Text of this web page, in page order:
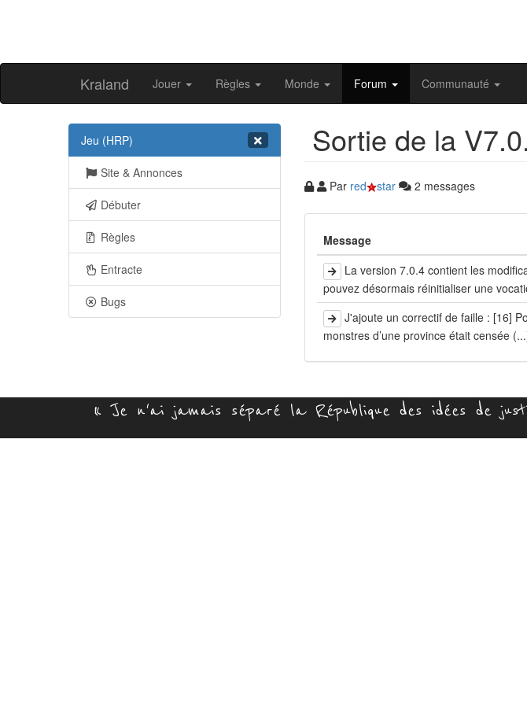
Kraland Jouer Règles Monde Forum Communauté
Jeu (HRP)
Site & Annonces
Débuter
Règles
Entracte
Bugs
Sortie de la
Par red star 2 messages
Message
La version 7.0.4 contient les
pouvez désormais réinitialiser une
J'ajoute un correctif de faille : [16]
monstres d’une province était censée
« Je n'ai jamais séparé la République des idées de